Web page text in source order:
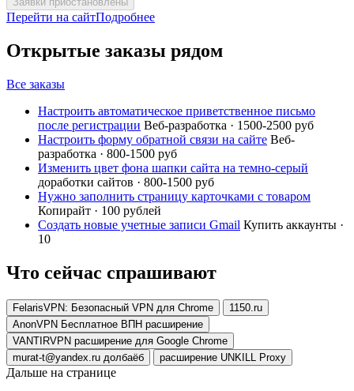
Перейти на сайтПодробнее
Открытые заказы рядом
Все заказы
Настроить автоматическое приветственное письмо
после регистрации Веб-разработка · 1500-2500 руб
Настроить форму обратной связи на сайте Веб-
разработка · 800-1500 руб
Изменить цвет фона шапки сайта на темно-серый
доработки сайтов · 800-1500 руб
Нужно заполнить страницу карточками с товаром
Копирайт · 100 рублей
Создать новые учетные записи Gmail Купить аккаунты ·
10
Что сейчас спрашивают
FelarisVPN: Безопасный VPN для Chrome
1150.ru
AnonVPN Бесплатное ВПН расширение
VANTIRVPN расширение для Google Chrome
murat-t@yandex.ru долбаёб
расширение UNKILL Proxy
Дальше на странице